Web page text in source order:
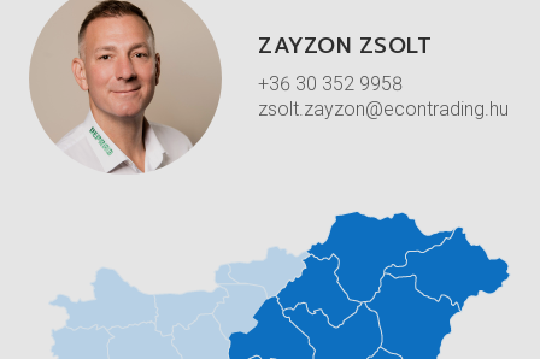
ZAYZON ZSOLT
+36 30 352 9958
zsolt.zayzon@econtrading.hu